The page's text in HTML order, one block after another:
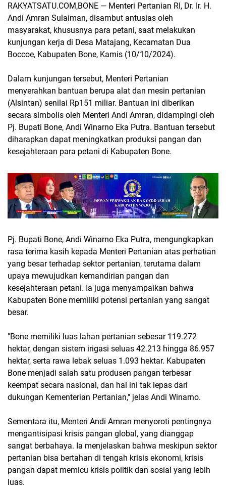
RAKYATSATU.COM,BONE — Menteri Pertanian RI, Dr. Ir. H.
Andi Amran Sulaiman, disambut antusias oleh
masyarakat, khususnya para petani, saat melakukan
kunjungan kerja di Desa Matajang, Kecamatan Dua
Boccoe, Kabupaten Bone, Kamis (10/10/2024).
Dalam kunjungan tersebut, Menteri Pertanian
menyerahkan bantuan berupa alat dan mesin pertanian
(Alsintan) senilai Rp151 miliar. Bantuan ini diberikan
secara simbolis oleh Menteri Andi Amran, didampingi oleh
Pj. Bupati Bone, Andi Winarno Eka Putra. Bantuan tersebut
diharapkan dapat meningkatkan produksi pangan dan
kesejahteraan para petani di Kabupaten Bone.
Pj. Bupati Bone, Andi Winarno Eka Putra, mengungkapkan
rasa terima kasih kepada Menteri Pertanian atas perhatian
yang besar terhadap sektor pertanian, terutama dalam
upaya mewujudkan kemandirian pangan dan
kesejahteraan petani. Ia juga menyampaikan bahwa
Kabupaten Bone memiliki potensi pertanian yang sangat
besar.
"Bone memiliki luas lahan pertanian sebesar 119.272
hektar, dengan sistem irigasi seluas 42.213 hingga 86.957
hektar, serta rawa lebak seluas 1.093 hektar. Kabupaten
Bone menjadi salah satu produsen pangan terbesar
keempat secara nasional, dan hal ini tak lepas dari
dukungan Kementerian Pertanian," jelas Andi Winarno.
Sementara itu, Menteri Andi Amran menyoroti pentingnya
mengantisipasi krisis pangan global, yang dianggap
sangat berbahaya. Ia menjelaskan bahwa meskipun sektor
pertanian bisa bertahan di tengah krisis ekonomi, krisis
pangan dapat memicu krisis politik dan sosial yang lebih
luas.